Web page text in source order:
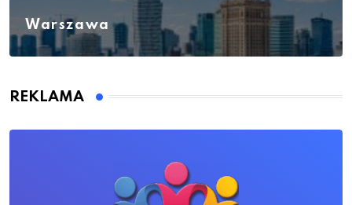
Warszawa
REKLAMA